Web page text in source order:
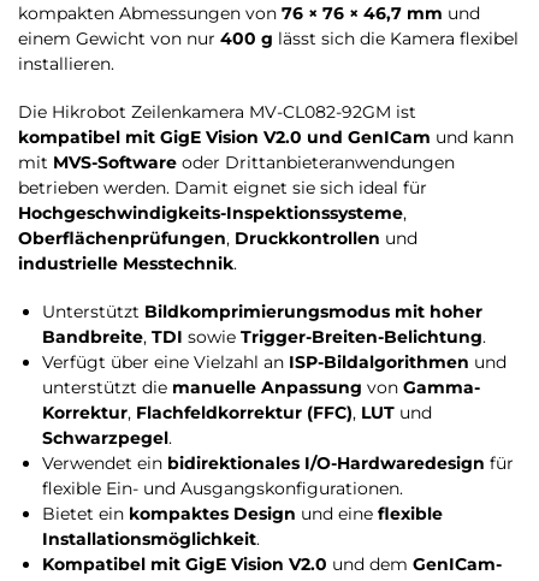
kompakten Abmessungen von 76 × 76 × 46,7 mm und
einem Gewicht von nur 400 g lässt sich die Kamera flexibel
installieren.
Die Hikrobot Zeilenkamera MV-CL082-92GM ist
kompatibel mit GigE Vision V2.0 und GenICam und kann
mit MVS-Software oder Drittanbieteranwendungen
betrieben werden. Damit eignet sie sich ideal für
Hochgeschwindigkeits-Inspektionssysteme,
Oberflächenprüfungen, Druckkontrollen und
industrielle Messtechnik.
Unterstützt Bildkomprimierungsmodus mit hoher
Bandbreite, TDI sowie Trigger-Breiten-Belichtung.
Verfügt über eine Vielzahl an ISP-Bildalgorithmen und
unterstützt die manuelle Anpassung von Gamma-
Korrektur, Flachfeldkorrektur (FFC), LUT und
Schwarzpegel.
Verwendet ein bidirektionales I/O-Hardwaredesign für
flexible Ein- und Ausgangskonfigurationen.
Bietet ein kompaktes Design und eine flexible
Installationsmöglichkeit.
Kompatibel mit GigE Vision V2.0 und dem GenICam-